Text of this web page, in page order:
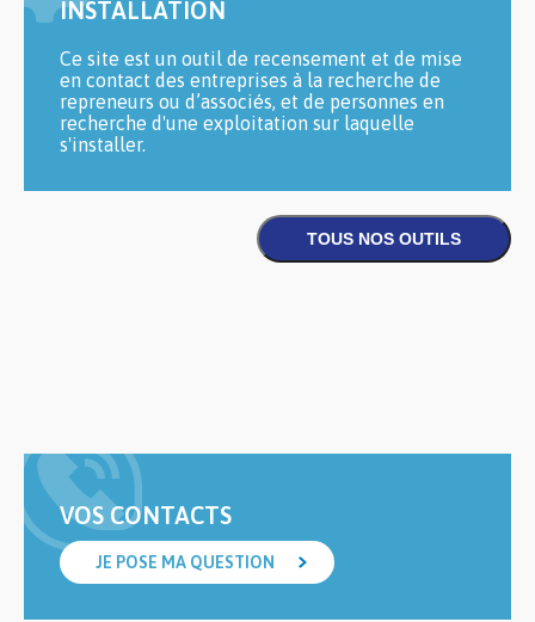
INSTALLATION
Ce site est un outil de recensement et de mise
en contact des entreprises à la recherche de
repreneurs ou d’associés, et de personnes en
recherche d'une exploitation sur laquelle
s'installer.
VOS CONTACTS
JE POSE MA QUESTION